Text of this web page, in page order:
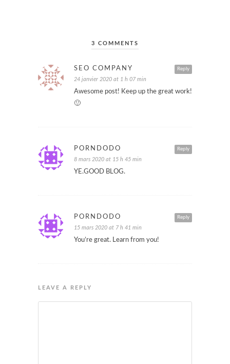
3 COMMENTS
Reply
SEO COMPANY
24 janvier 2020 at 1 h 07 min
Awesome post! Keep up the great work!
🙂
Reply
PORNDODO
8 mars 2020 at 15 h 45 min
YE.GOOD BLOG.
Reply
PORNDODO
15 mars 2020 at 7 h 41 min
You’re great. Learn from you!
LEAVE A REPLY